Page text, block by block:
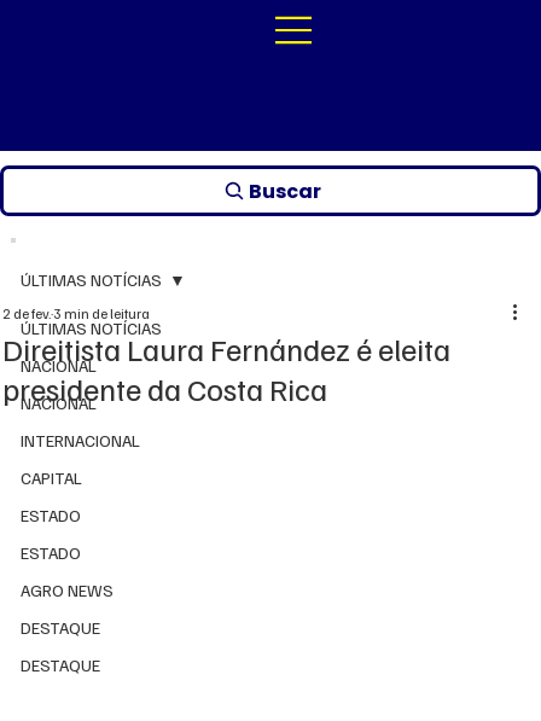
Buscar
ÚLTIMAS NOTÍCIAS
NACIONAL
NACIONAL
INTERNACIONAL
CAPITAL
ESTADO
ESTADO
AGRO NEWS
DESTAQUE
DESTAQUE
ÚLTIMAS NOTÍCIAS
Direitista Laura Fernández é eleita
presidente da Costa Rica
2 de fev.3 min de leitura